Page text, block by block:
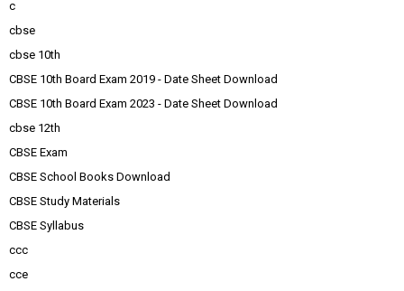
c
cbse
cbse 10th
CBSE 10th Board Exam 2019 - Date Sheet Download
CBSE 10th Board Exam 2023 - Date Sheet Download
cbse 12th
CBSE Exam
CBSE School Books Download
CBSE Study Materials
CBSE Syllabus
ccc
cce